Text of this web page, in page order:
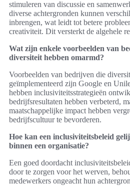
stimuleren van discussie en
diverse achtergronden kunnen
inbrengen, wat leidt tot betere
creativiteit. Dit versterkt de algehele
Wat zijn enkele voorbeelden van
diversiteit hebben omarmd?
Voorbeelden van bedrijven die
geïmplementeerd zijn Google en
hebben inclusiviteitsstrategieën
bedrijfsresultaten hebben verbeterd,
maatschappelijke impact hebben
bedrijfscultuur te bevorderen.
Hoe kan een inclusiviteitsbeleid
binnen een organisatie?
Een goed doordacht
door te zorgen voor het werven,
medewerkers ongeacht hun